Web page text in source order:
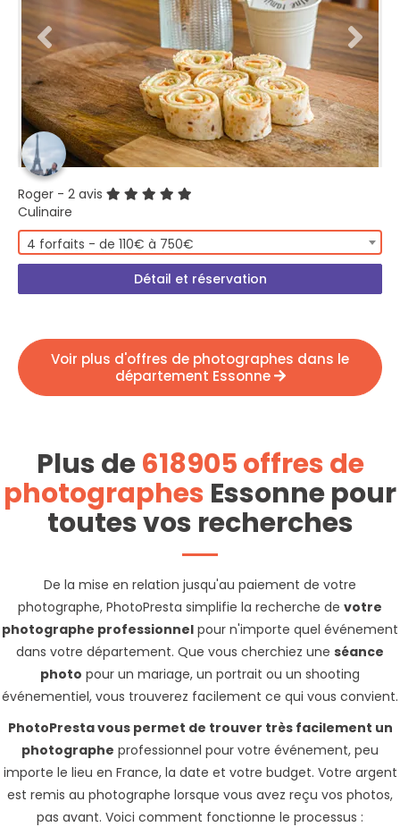
Roger - 2 avis
Culinaire
4 forfaits - de 110€ à 750€
Détail et réservation
Voir plus d'offres de photographes dans le
département Essonne
Plus de618905 offres de
photographes Essonne pour
toutes vos recherches
De la mise en relation jusqu'au paiement de votre
photographe, PhotoPresta simplifie la recherche de votre
photographe professionnel pour n'importe quel événement
dans votre département. Que vous cherchiez une séance
photo pour un mariage, un portrait ou un shooting
événementiel, vous trouverez facilement ce qui vous convient.
PhotoPresta vous permet de trouver très facilement un
photographe professionnel pour votre événement, peu
importe le lieu en France, la date et votre budget. Votre argent
est remis au photographe lorsque vous avez reçu vos photos,
pas avant. Voici comment fonctionne le processus :